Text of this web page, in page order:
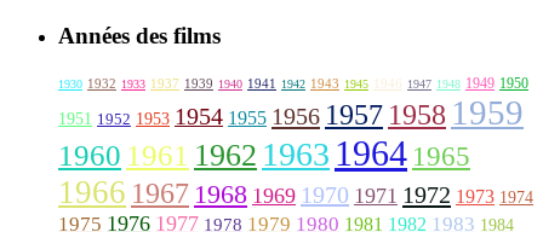
Années des films
1930 1932 1933 1937 1939 1940 1941 1942 1943 1945 1946 1947 1948 1949 1950
1951 1952 1953 1954 1955 1956 1957 1958 1959
1960 1961 1962 1963 1964 1965
1966 1967 1968 1969 1970 1971 1972 1973 1974
1975 1976 1977 1978 1979 1980 1981 1982 1983 1984